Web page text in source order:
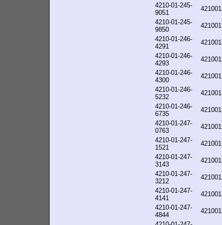
4210-01-245-
9051
4210-01-245-
9850
4210-01-246-
4291
4210-01-246-
4293
4210-01-246-
4300
4210-01-246-
5232
4210-01-246-
6735
4210-01-247-
0763
4210-01-247-
1521
4210-01-247-
3143
4210-01-247-
3212
4210-01-247-
4141
4210-01-247-
4844